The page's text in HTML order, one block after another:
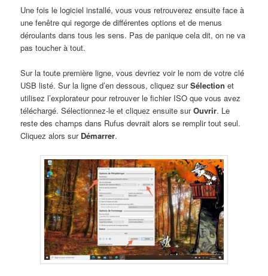
Une fois le logiciel installé, vous vous retrouverez ensuite face à
une fenêtre qui regorge de différentes options et de menus
déroulants dans tous les sens. Pas de panique cela dit, on ne va
pas toucher à tout.
Sur la toute première ligne, vous devriez voir le nom de votre clé
USB listé. Sur la ligne d’en dessous, cliquez surSélection et
utilisez l’explorateur pour retrouver le fichier ISO que vous avez
téléchargé. Sélectionnez-le et cliquez ensuite surOuvrir. Le
reste des champs dans Rufus devrait alors se remplir tout seul.
Cliquez alors sur Démarrer.